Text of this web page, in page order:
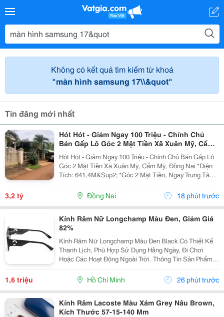
Không có kết quả tìm kiếm từ khoá
"màn hình samsung 17\\&quot"
Tin đăng mới nhất
Hót Hót - Giảm Ngay 100 Triệu - Chính Chủ
Bán Gấp Lô Góc 2 Mặt Tiền Xã Xuân Mỹ, Cẩm
Mỹ, Đồng Nai
Hót Hót - Giảm Ngay 100 Triệu - Chính Chủ Bán Gấp Lô
Góc 2 Mặt Tiền Xã Xuân Mỹ, Cẩm Mỹ, Đồng Nai *Diện
Tích: 641,4M&Sup2; *Góc 2 Mặt Tiền, Ngay Trung Tâm,
Thuận Tiện Kinh Doanh Đa Ngành Nghề. Cách Quốc Lộ
764 Chỉ Khoảng 400M. *Pháp Lý Sổ Hồng...
3,2 tỷ Đồng Nai 18 phút trước
Kính Râm Nữ Longchamp Màu Đen, Giảm Giá
82%
Kính Râm Nữ Longchamp Màu Đen Black Có Thiết Kế
Thanh Lịch, Phù Hợp Sử Dụng Hằng Ngày, Đi Chơi
Hoặc Các Hoạt Động Ngoài Trời. Thông Tin Sản Phẩm:
Thương Hiệu: Longchamp. Màu Sắc: Đen Black. Kích
Thước: 51-20-140 Mm. Kiểu Dáng Dành Cho Nữ....
1,6 triệu Hồ Chí Minh 26 phút trước
Kính Râm Lacoste Màu Xám Grey Nâu Brown,
Kích Thước 57-15-140 Mm